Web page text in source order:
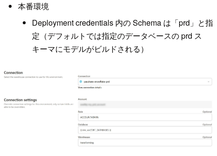
本番環境
Deployment credentials 内の Schema は「prd」と指
定（デフォルトでは指定のデータベースの prd ス
キーマにモデルがビルドされる）